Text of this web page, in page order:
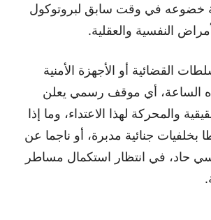
خضوعه في وقت سابق لبروتوكول
النفسية والعقلية.
القضائية أو الأجهزة الأمنية
الساعة، أي موقف رسمي يعلن
والمحركة لهذا الاعتداء، وما إذا
بخلفيات جنائية مدبرة، أو ناجما عن
حاد، في انتظار استكمال مساطر